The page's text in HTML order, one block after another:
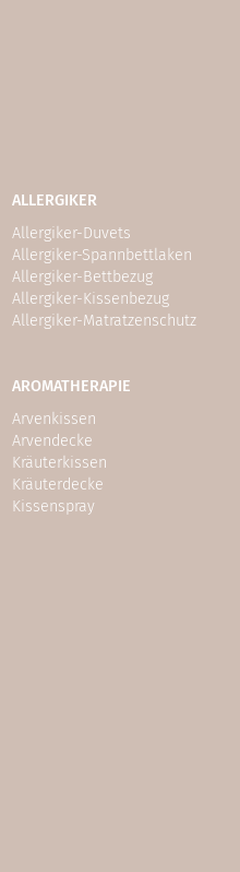
ALLERGIKER
Allergiker-Duvets
Allergiker-Spannbettlaken
Allergiker-Bettbezug
Allergiker-Kissenbezug
Allergiker-Matratzenschutz
AROMATHERAPIE
Arvenkissen
Arvendecke
Kräuterkissen
Kräuterdecke
Kissenspray